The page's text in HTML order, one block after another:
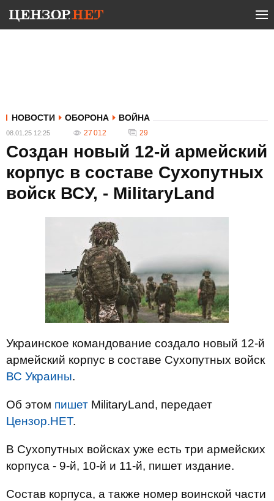
НОВОСТИ ОБОРОНА ВОЙНА
08.01.25 12:25 27 012 29
Создан новый 12-й армейский
корпус в составе Сухопутных
войск ВСУ, - MilitaryLand
Украинское командование создало новый 12-й
армейский корпус в составе Сухопутных войск
ВС Украины.
Об этом пишет MilitaryLand, передает
Цензор.НЕТ.
В Сухопутных войсках уже есть три армейских
корпуса - 9-й, 10-й и 11-й, пишет издание.
Состав корпуса, а также номер воинской части